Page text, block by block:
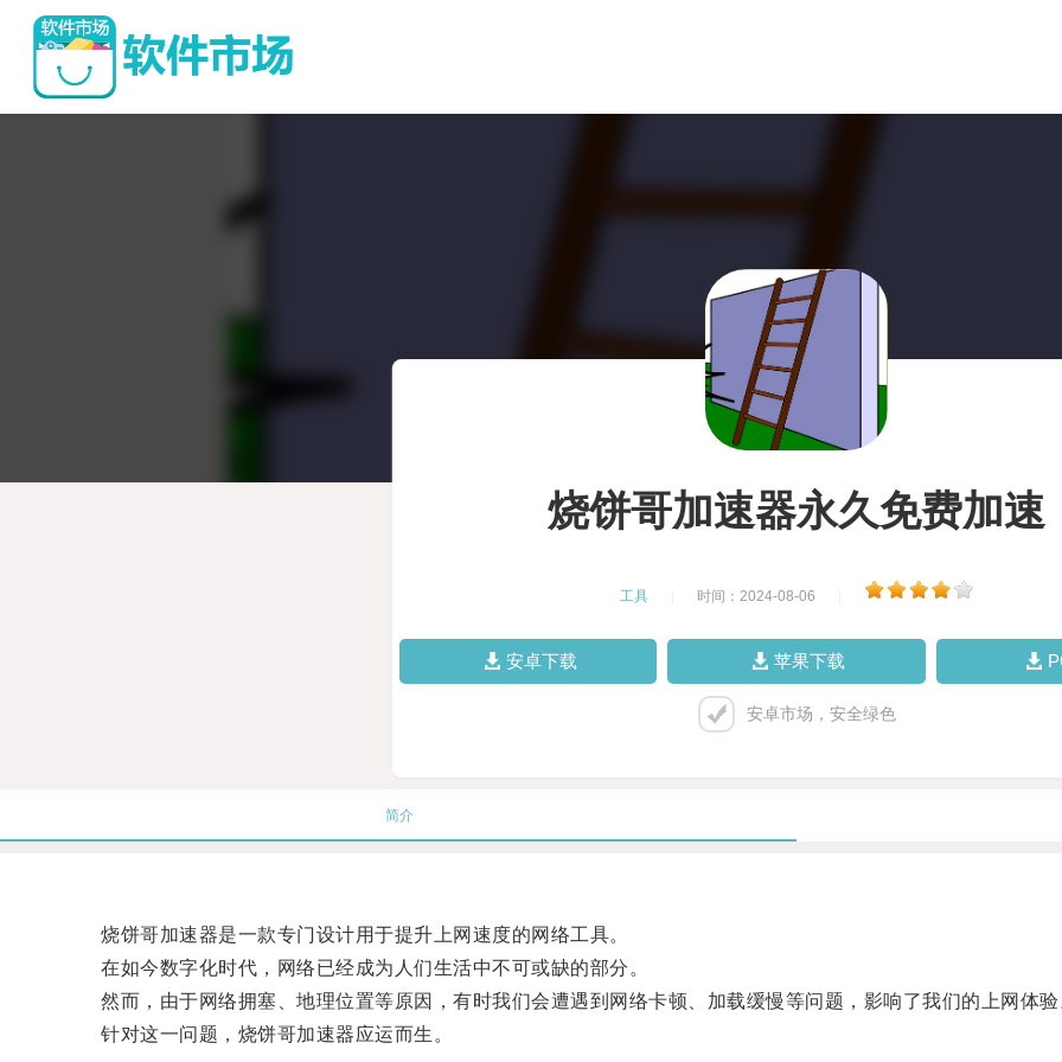
烧饼哥加速器永久免费加速
工具 时间：2024-08-06
安卓下载 苹果下载
安卓市场，安全绿色
简介
烧饼哥加速器是一款专门设计用于提升上网速度的网络工具。
在如今数字化时代，网络已经成为人们生活中不可或缺的部分。
然而，由于网络拥塞、地理位置等原因，有时我们会遭遇到网络卡顿、加载缓慢等问题，影响了我们的上网体验
针对这一问题，烧饼哥加速器应运而生。